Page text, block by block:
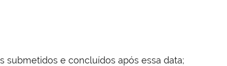
submetidos e concluídos após essa data;